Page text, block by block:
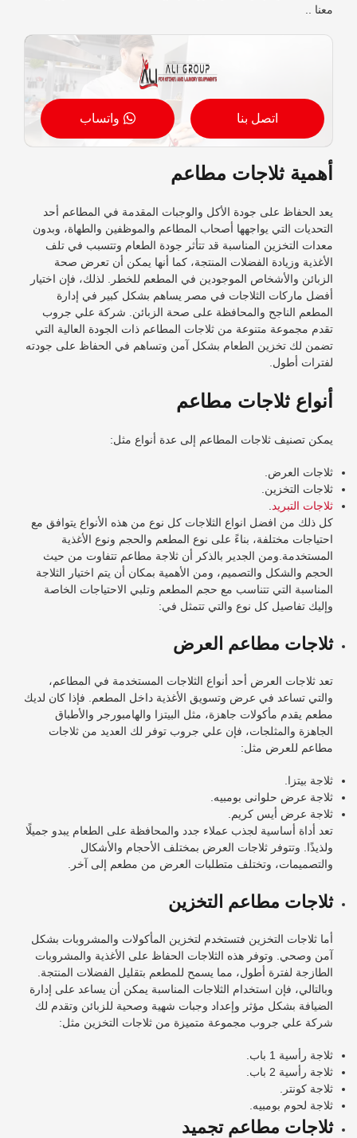
معنا ..
اتصل بنا واتساب
أهمية ثلاجات مطاعم
يعد الحفاظ على جودة الأكل والوجبات المقدمة في المطاعم أحد
التحديات التي يواجهها أصحاب المطاعم والموظفين والطهاة، وبدون
معدات التخزين المناسبة قد تتأثر جودة الطعام وتتسبب في تلف
الأغذية وزيادة الفضلات المنتجة، كما أنها يمكن أن تعرض صحة
الزبائن والأشخاص الموجودين في المطعم للخطر. لذلك، فإن اختيار
أفضل ماركات الثلاجات في مصر يساهم بشكل كبير في إدارة
المطعم الناجح والمحافظة على صحة الزبائن. شركة علي جروب
تقدم مجموعة متنوعة من ثلاجات المطاعم ذات الجودة العالية التي
تضمن لك تخزين الطعام بشكل آمن وتساهم في الحفاظ على جودته
لفترات أطول.
أنواع ثلاجات مطاعم
يمكن تصنيف ثلاجات المطاعم إلى عدة أنواع مثل:
ثلاجات العرض.
ثلاجات التخزين.
ثلاجات التبريد
كل ذلك من افضل انواع الثلاجات كل نوع من هذه الأنواع يتوافق مع
احتياجات مختلفة، بناءً على نوع المطعم والحجم ونوع الأغذية
المستخدمة.ومن الجدير بالذكر أن ثلاجة مطاعم تتفاوت من حيث
الحجم والشكل والتصميم، ومن الأهمية بمكان أن يتم اختيار الثلاجة
المناسبة التي تتناسب مع حجم المطعم وتلبي الاحتياجات الخاصة
وإليك تفاصيل كل نوع والتي تتمثل في:
ثلاجات مطاعم العرض
تعد ثلاجات العرض أحد أنواع الثلاجات المستخدمة في المطاعم،
والتي تساعد في عرض وتسويق الأغذية داخل المطعم. فإذا كان لديك
مطعم يقدم مأكولات جاهزة، مثل البيتزا والهامبورجر والأطباق
الجاهزة والمثلجات، فإن علي جروب توفر لك العديد من ثلاجات
مطاعم للعرض مثل:
ثلاجة بيتزا.
ثلاجة عرض حلوانى بومبيه.
ثلاجة عرض أيس كريم.
تعد أداة أساسية لجذب عملاء جدد والمحافظة على الطعام يبدو جميلًا
ولذيذًا. وتتوفر ثلاجات العرض بمختلف الأحجام والأشكال
والتصميمات، وتختلف متطلبات العرض من مطعم إلى آخر.
ثلاجات مطاعم التخزين
أما ثلاجات التخزين فتستخدم لتخزين المأكولات والمشروبات بشكل
آمن وصحي. وتوفر هذه الثلاجات الحفاظ على الأغذية والمشروبات
الطازجة لفترة أطول، مما يسمح للمطعم بتقليل الفضلات المنتجة.
وبالتالي، فإن استخدام الثلاجات المناسبة يمكن أن يساعد على إدارة
الضيافة بشكل مؤثر وإعداد وجبات شهية وصحية للزبائن وتقدم لك
شركة علي جروب مجموعة متميزة من ثلاجات التخزين مثل:
ثلاجة رأسية 1 باب.
ثلاجة رأسية 2 باب.
ثلاجة كونتر.
ثلاجة لحوم بومبيه.
ثلاجات مطاعم تجميد